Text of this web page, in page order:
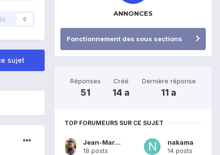
0
sujet
ANNONCES
Fonctionnement des sous sections
Réponses
51
Créé
14 a
Dernière réponse
11 a
TOP FORUMEURS SUR CE SUJET
Jean-Marc Reinard
18 posts
nakama
14 posts